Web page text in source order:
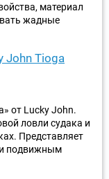
материал
жадные
John Tioga
от Lucky John.
ловли судака и
Представляет
и подвижным